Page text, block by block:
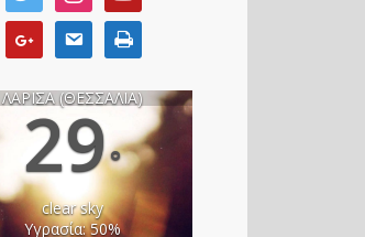
ΛΑΡΙΣΑ (ΘΕΣΣΑΛΙΑ)
29°
clear sky
Υγρασία: 50%